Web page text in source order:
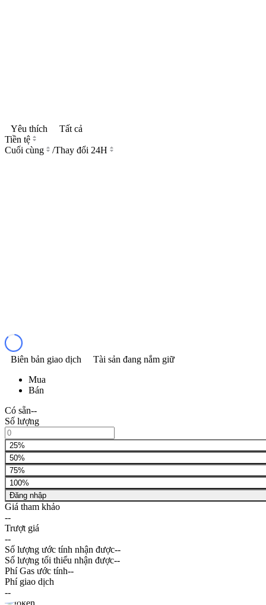
Yêu thích
Tất cả
Tiền tệ
Cuối cùng
/Thay đổi 24H
Biên bản giao dịch
Tài sản đang nắm giữ
Mua
Bán
Có sẵn--
Số lượng
25%
50%
75%
100%
Đăng nhập
Giá tham khảo
--
Trượt giá
--
Số lượng ước tính nhận được--
Số lượng tối thiểu nhận được--
Phí Gas ước tính--
Phí giao dịch
--